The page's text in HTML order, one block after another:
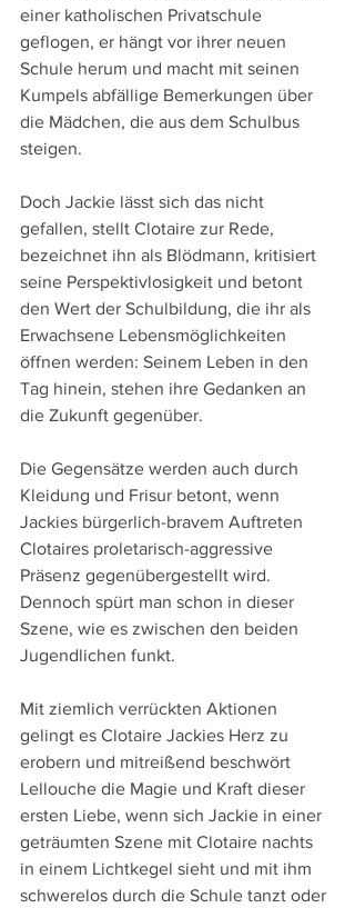
einer katholischen Privatschule
geflogen, er hängt vor ihrer neuen
Schule herum und macht mit seinen
Kumpels abfällige Bemerkungen über
die Mädchen, die aus dem Schulbus
steigen.
Doch Jackie lässt sich das nicht
gefallen, stellt Clotaire zur Rede,
bezeichnet ihn als Blödmann, kritisiert
seine Perspektivlosigkeit und betont
den Wert der Schulbildung, die ihr als
Erwachsene Lebensmöglichkeiten
öffnen werden: Seinem Leben in den
Tag hinein, stehen ihre Gedanken an
die Zukunft gegenüber.
Die Gegensätze werden auch durch
Kleidung und Frisur betont, wenn
Jackies bürgerlich-bravem Auftreten
Clotaires proletarisch-aggressive
Präsenz gegenübergestellt wird.
Dennoch spürt man schon in dieser
Szene, wie es zwischen den beiden
Jugendlichen funkt.
Mit ziemlich verrückten Aktionen
gelingt es Clotaire Jackies Herz zu
erobern und mitreißend beschwört
Lellouche die Magie und Kraft dieser
ersten Liebe, wenn sich Jackie in einer
geträumten Szene mit Clotaire nachts
in einem Lichtkegel sieht und mit ihm
schwerelos durch die Schule tanzt oder